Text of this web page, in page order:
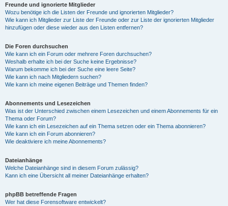
Freunde und ignorierte Mitglieder
Wozu benötige ich die Listen der Freunde und ignorierten Mitglieder?
Wie kann ich Mitglieder zur Liste der Freunde oder zur Liste der ignorierten Mitglieder
hinzufügen oder diese wieder aus den Listen entfernen?
Die Foren durchsuchen
Wie kann ich ein Forum oder mehrere Foren durchsuchen?
Weshalb erhalte ich bei der Suche keine Ergebnisse?
Warum bekomme ich bei der Suche eine leere Seite?
Wie kann ich nach Mitgliedern suchen?
Wie kann ich meine eigenen Beiträge und Themen finden?
Abonnements und Lesezeichen
Was ist der Unterschied zwischen einem Lesezeichen und einem Abonnements für ein
Thema oder Forum?
Wie kann ich ein Lesezeichen auf ein Thema setzen oder ein Thema abonnieren?
Wie kann ich ein Forum abonnieren?
Wie deaktiviere ich meine Abonnements?
Dateianhänge
Welche Dateianhänge sind in diesem Forum zulässig?
Kann ich eine Übersicht all meiner Dateianhänge erhalten?
phpBB betreffende Fragen
Wer hat diese Forensoftware entwickelt?